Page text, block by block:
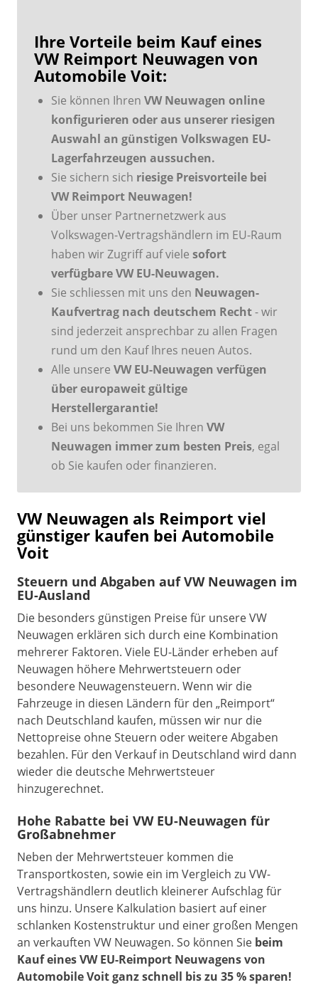
Ihre Vorteile beim Kauf eines
VW Reimport Neuwagen von
Automobile Voit:
Sie können Ihren VW Neuwagen online
konfigurieren oder aus unserer riesigen
Auswahl an günstigen Volkswagen EU-
Lagerfahrzeugen aussuchen.
Sie sichern sich riesige Preisvorteile bei
VW Reimport Neuwagen!
Über unser Partnernetzwerk aus
Volkswagen-Vertragshändlern im EU-Raum
haben wir Zugriff auf viele sofort
verfügbare VW EU-Neuwagen.
Sie schliessen mit uns den Neuwagen-
Kaufvertrag nach deutschem Recht- wir
sind jederzeit ansprechbar zu allen Fragen
rund um den Kauf Ihres neuen Autos.
Alle unsere VW EU-Neuwagen verfügen
über europaweit gültige
Herstellergarantie!
Bei uns bekommen Sie Ihren VW
Neuwagen immer zum besten Preis, egal
ob Sie kaufen oder finanzieren.
VW Neuwagen als Reimport viel
günstiger kaufen bei Automobile
Voit
Steuern und Abgaben aufVW Neuwagen im
EU-Ausland
Die besonders günstigen Preise für unsere VW
Neuwagen erklären sich durch eine Kombination
mehrerer Faktoren. Viele EU-Länder erheben auf
Neuwagen höhere Mehrwertsteuern oder
besondere Neuwagensteuern. Wenn wir die
Fahrzeuge in diesen Ländern für den „Reimport“
nach Deutschland kaufen, müssen wir nur die
Nettopreise ohne Steuern oder weitere Abgaben
bezahlen. Für den Verkauf in Deutschland wird dann
wieder die deutsche Mehrwertsteuer
hinzugerechnet.
Hohe Rabatte bei VW EU-Neuwagen für
Großabnehmer
Neben der Mehrwertsteuer kommen die
Transportkosten, sowie ein im Vergleich zu VW-
Vertragshändlern deutlich kleinerer Aufschlag für
uns hinzu. Unsere Kalkulation basiert auf einer
schlanken Kostenstruktur und einer großen Mengen
an verkauften VW Neuwagen. So können Sie beim
Kauf eines VW EU-Reimport Neuwagens von
Automobile Voit ganz schnell bis zu 35 % sparen!